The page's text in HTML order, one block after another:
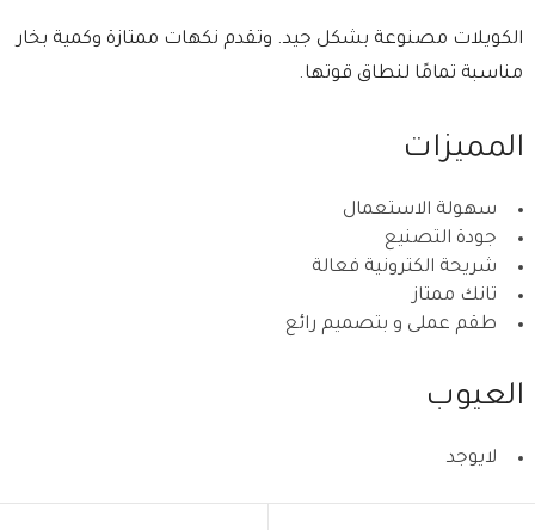
الكويلات مصنوعة بشكل جيد. وتقدم نكهات ممتازة وكمية بخار
مناسبة تمامًا لنطاق قوتها.
المميزات
سهولة الاستعمال
جودة التصنيع
شريحة الكترونية فعالة
تانك ممتاز
طقم عملى و بتصميم رائع
العيوب
لايوجد